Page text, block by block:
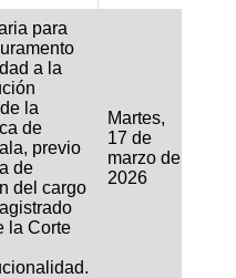
para
a la
la
de
previo
de
del cargo
la Corte
Martes,
17 de
marzo de
2026